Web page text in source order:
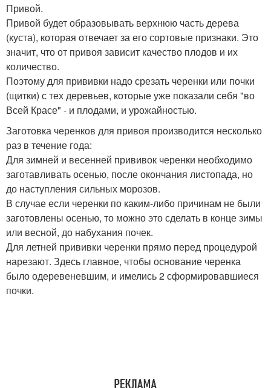
Привой.
Привой будет образовывать верхнюю часть дерева
(куста), которая отвечает за его сортовые признаки. Это
значит, что от привоя зависит качество плодов и их
количество.
Поэтому для прививки надо срезать черенки или почки
(щитки) с тех деревьев, которые уже показали себя "во
Всей Красе" - и плодами, и урожайностью.
Заготовка черенков для привоя производится несколько
раз в течение года:
Для зимней и весенней прививок черенки необходимо
заготавливать осенью, после окончания листопада, но
до наступления сильных морозов.
В случае если черенки по каким-либо причинам не были
заготовлены осенью, то можно это сделать в конце зимы
или весной, до набухания почек.
Для летней прививки черенки прямо перед процедурой
нарезают. Здесь главное, чтобы основание черенка
было одеревеневшим, и имелись 2 сформировавшиеся
почки.